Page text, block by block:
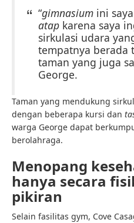
“gimnasium ini
atap karena saya
sirkulasi udara
tempatnya berada
taman yang juga
George.
Taman yang mendukung
dengan beberapa kursi dan
warga George dapat
berolahraga.
Menopang
hanya secara
pikiran
Selain fasilitas gym, Cove